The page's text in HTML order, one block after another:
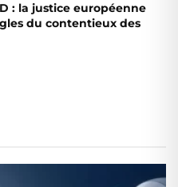
: la justice européenne
du contentieux des